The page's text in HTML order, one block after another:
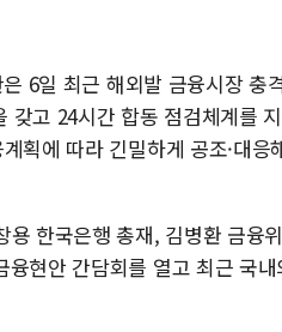
"금리 내려야"…파월 때와 달리 워시
치인 측근 포항시 정책특보 내정설...
남 태양광, 대한민국 다음 100년 밑
6일 최근 해외발 금융시장 충
고 24시간 합동 점검체계를
획에 따라 긴밀하게 공조·대응
한국은행 총재, 김병환 금융
현안 간담회를 열고 최근 국